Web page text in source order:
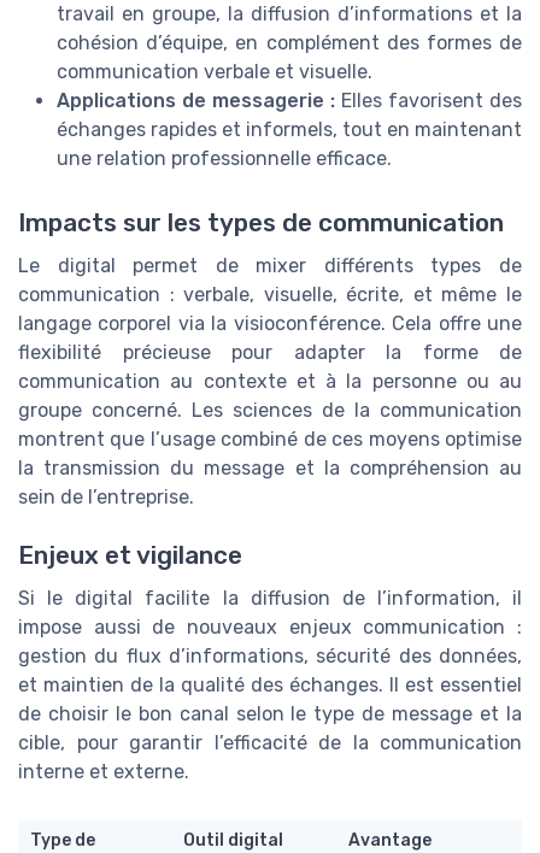
travail en groupe, la diffusion d’informations et la
cohésion d’équipe, en complément des formes de
communication verbale et visuelle.
Applications de messagerie : Elles favorisent des
échanges rapides et informels, tout en maintenant
une relation professionnelle efficace.
Impacts sur les types de communication
Le digital permet de mixer différents types de
communication : verbale, visuelle, écrite, et même le
langage corporel via la visioconférence. Cela offre une
flexibilité précieuse pour adapter la forme de
communication au contexte et à la personne ou au
groupe concerné. Les sciences de la communication
montrent que l’usage combiné de ces moyens optimise
la transmission du message et la compréhension au
sein de l’entreprise.
Enjeux et vigilance
Si le digital facilite la diffusion de l’information, il
impose aussi de nouveaux enjeux communication :
gestion du flux d’informations, sécurité des données,
et maintien de la qualité des échanges. Il est essentiel
de choisir le bon canal selon le type de message et la
cible, pour garantir l’efficacité de la communication
interne et externe.
Type de
Outil digital
Avantage